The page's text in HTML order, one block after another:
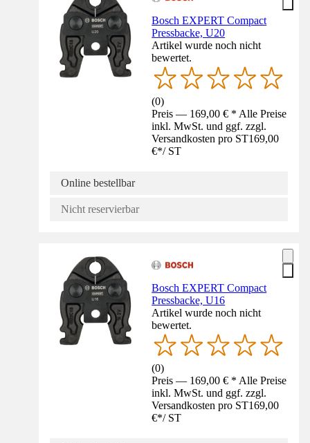
Bosch EXPERT Compact
Pressbacke, U20
Artikel wurde noch nicht
bewertet.
(0)
Preis — 169,00 € * Alle Preise
inkl. MwSt. und ggf. zzgl.
Versandkosten pro ST169,00
€*/ ST
Online bestellbar
Nicht reservierbar
Bosch EXPERT Compact
Pressbacke, U16
Artikel wurde noch nicht
bewertet.
(0)
Preis — 169,00 € * Alle Preise
inkl. MwSt. und ggf. zzgl.
Versandkosten pro ST169,00
€*/ ST